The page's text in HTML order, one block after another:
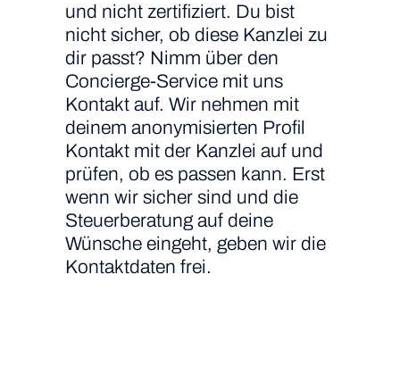
und nicht zertifiziert. Du bist
nicht sicher, ob diese Kanzlei zu
dir passt? Nimm über den
Concierge-Service mit uns
Kontakt auf. Wir nehmen mit
deinem anonymisierten Profil
Kontakt mit der Kanzlei auf und
prüfen, ob es passen kann. Erst
wenn wir sicher sind und die
Steuerberatung auf deine
Wünsche eingeht, geben wir die
Kontaktdaten frei.